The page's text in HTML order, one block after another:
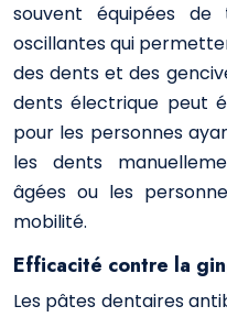
souvent équipées de
oscillantes qui
des dents et des
dents électrique peut
pour les personnes
les dents
âgées ou les
mobilité.
Efficacité contre la
Les pâtes dentaires